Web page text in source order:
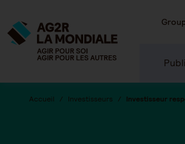
Accueil Investisseurs Investisseur